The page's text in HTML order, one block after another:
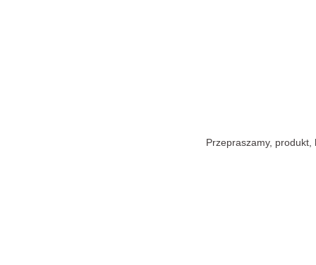
Przepraszamy, produkt,